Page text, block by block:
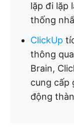
lặp đi lặp
thống
ClickUp
thông
Brain,
cung cấp
động